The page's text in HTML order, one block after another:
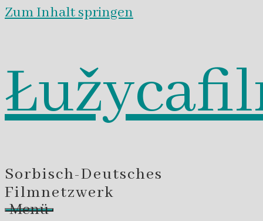
Zum Inhalt springen
Sorbisch-Deutsches
Filmnetzwerk
Menü